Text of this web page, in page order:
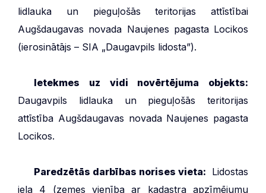
lidlauka un pieguļošās teritorijas attīstībai
Augšdaugavas novada Naujenes pagasta Locikos
(ierosinātājs – SIA „Daugavpils lidosta”).
Ietekmes uz vidi novērtējuma objekts:
Daugavpils lidlauka un pieguļošās teritorijas
attīstība Augšdaugavas novada Naujenes pagasta
Locikos.
Paredzētās darbības norises vieta: Lidostas
iela 4 (zemes vienība ar kadastra apzīmējumu